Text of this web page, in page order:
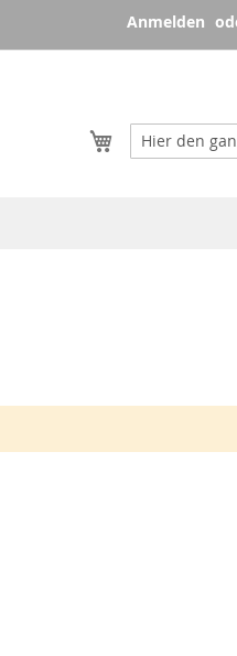
Anmelden
Mein Warenkorb
Suche